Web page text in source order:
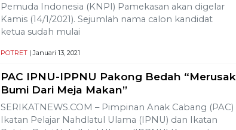
Pemuda Indonesia (KNPI) Pamekasan akan digelar
Kamis ‎‎(14/1/2021). Sejumlah nama calon kandidat
ketua sudah mulai
POTRET | Januari 13, 2021
PAC IPNU-IPPNU Pakong Bedah “Merusak
Bumi Dari Meja Makan”
SERIKATNEWS.COM – Pimpinan Anak Cabang (PAC)
Ikatan Pelajar Nahdlatul Ulama (IPNU) dan Ikatan